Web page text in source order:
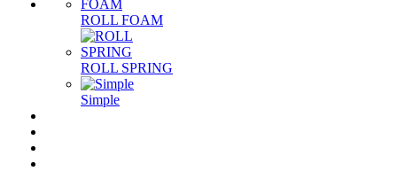
ROLL FOAM
ROLL SPRING
Simple